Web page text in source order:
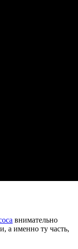
внимательно
а именно ту часть,